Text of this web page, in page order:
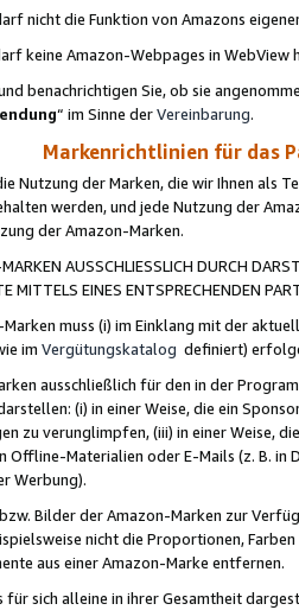
nicht die Funktion von Amazons
keine Amazon-Webpages in WebView
benachrichtigen Sie, ob sie
“ im Sinne derVereinbarung.
Markenrichtlinien für das
Nutzung der Marken, die wir Ihnen als
werden, und jede Nutzung der
der Amazon-Marken.
AUSSCHLIESSLICH DURCH
MITTELS EINES ENTSPRECHENDEN
muss (i) im Einklang mit der
im Vergütungskatalog definiert)
ausschließlich für den in der
(i) in einer Weise, die ein
zu verunglimpfen, (iii) in einer Weise,
Offline-Materialien oder E-Mails (z. B. in
Werbung).
Bilder der Amazon-Marken zur
nicht die Proportionen,
aus einer Amazon-Marke entfernen.
für sich alleine in ihrer Gesamtheit